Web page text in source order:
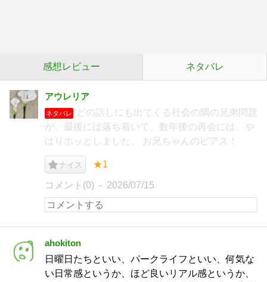
感想レビュー ネタバレ
アウレリア
ネタバレ
どの話しにも出てくる社会の隅の兄弟問題
が、最後には落ち着いて、数年後の再会には、や
はりホッとしました。 お兄ちゃんのピアス！
ナイス ★1
コメント(0) 2026/07/15
ahokiton
日曜日たちといい、パークライフといい、何気な
い日常感というか、ほど良いリアル感というか、